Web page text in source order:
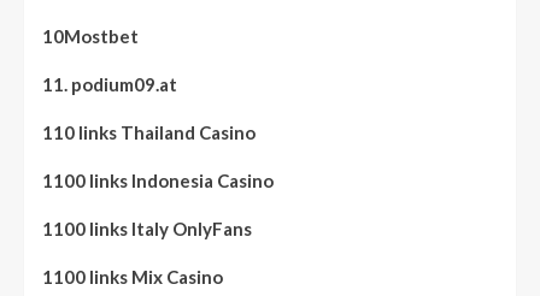
10Mostbet
11. podium09.at
110 links Thailand Casino
1100 links Indonesia Casino
1100 links Italy OnlyFans
1100 links Mix Casino